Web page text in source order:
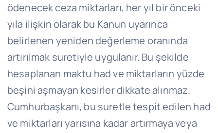
ödenecek ceza miktarları, her yıl bir önceki
yıla ilişkin olarak bu Kanun uyarınca
belirlenen yeniden değerleme oranında
artırılmak suretiyle uygulanır. Bu şekilde
hesaplanan maktu had ve miktarların yüzde
beşini aşmayan kesirler dikkate alınmaz.
Cumhurbaşkanı, bu suretle tespit edilen had
ve miktarları yarısına kadar artırmaya veya